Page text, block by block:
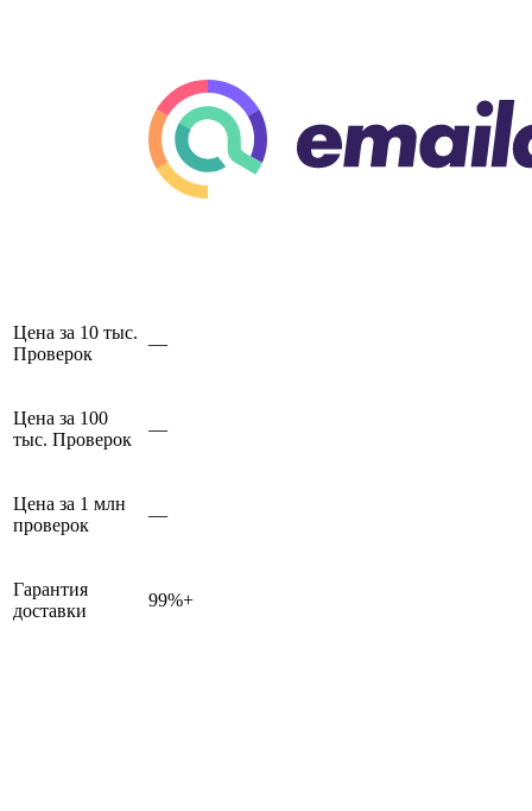
Цена за 10 тыс.
Проверок
—
Цена за 100
тыс. Проверок
—
Цена за 1 млн
проверок
—
Гарантия
доставки
99%+